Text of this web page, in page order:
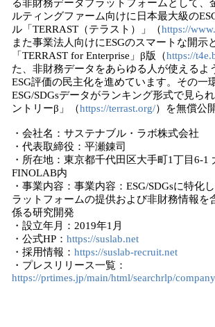
る非財務データプラットフォームとして、
ルティングファーム向けに日本最大級の
ル「TERRAST（テラスト）」（https://
また事業法人向けにESGのスマートな開示
「TERRAST for Enterprise」β版（https://
た、非財務データをあらゆる人が使えるよ
ESG評価の民主化を進めています。その一
ESG/SDGsデータがランキング形式で見ら
ントリーβ」（https://terrast.org/）を無償公
・会社名：サステナブル・ラボ株式会社
・代表取締役：平瀬錬司
・所在地：東京都千代田区大手町1丁目6-1
FINOLAB内
・事業内容：事業内容：ESG/SDGsに特化
ラットフォームの提供および非財務情報を
係る研究開発
・設立年月：2019年1月
・公式HP： https://suslab.net
・採用情報： https://suslab-recruit.net
・プレスリリース一覧：
https://prtimes.jp/main/html/searchrlp/